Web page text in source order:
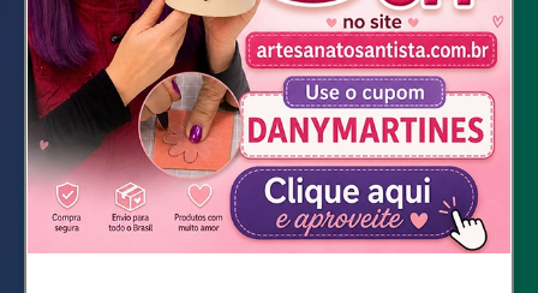
Cola quente
Chocolates
DOWNLOAD DOS MOLDES